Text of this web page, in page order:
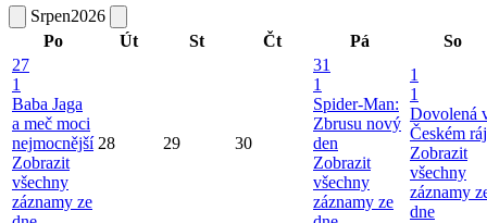
Srpen2026
Po
Út St Čt Pá
So
27
1
Baba Jaga
a meč moci
nejmocnější
Zobrazit
všechny
záznamy ze
28 29 30
31
1
Spider-Man:
Zbrusu nový
den
Zobrazit
všechny
záznamy ze
1
1
Dovolená
Českém
Zobrazit
všechny
záznamy
dne